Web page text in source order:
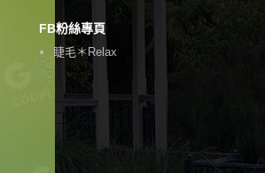
FB粉絲專頁
睫毛＊Relax